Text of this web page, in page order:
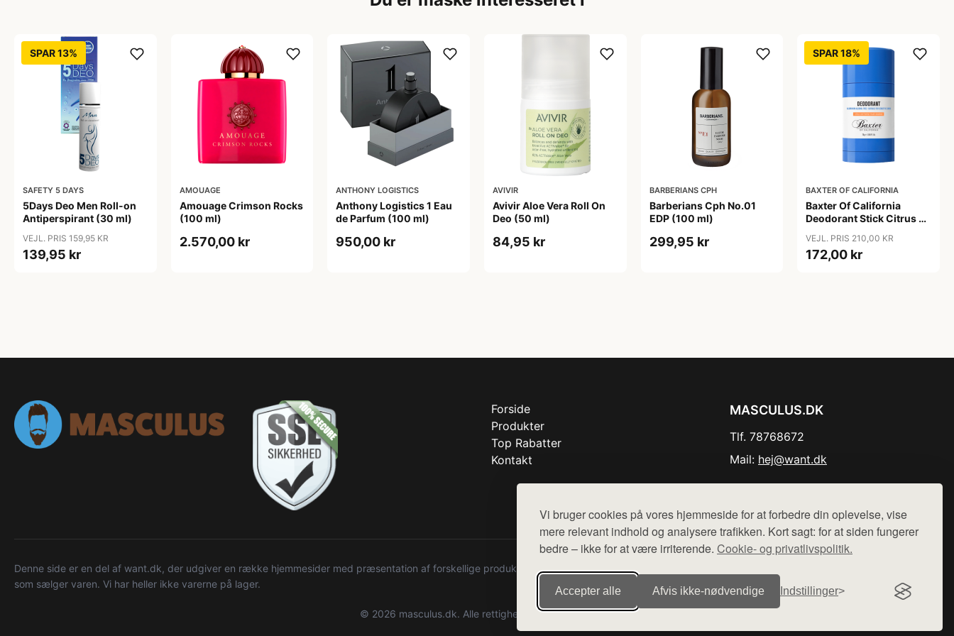
Vi bruger cookies på vores hjemmeside for at forbedre din oplevelse, vise
mere relevant indhold og analysere trafikken. Kort sagt: for at siden fungerer
bedre – ikke for at være irriterende. Cookie- og privatlivspolitik.
Accepter alle Afvis ikke‑nødvendige Indstillinger
SPAR 13%
SAFETY 5 DAYS
5Days Deo Men Roll-on
Antiperspirant (30 ml)
VEJL. PRIS 159,95 KR
139,95 kr
AMOUAGE
Amouage Crimson Rocks
(100 ml)
2.570,00 kr
ANTHONY LOGISTICS
Anthony Logistics 1 Eau
de Parfum (100 ml)
950,00 kr
AVIVIR
Avivir Aloe Vera Roll On
Deo (50 ml)
84,95 kr
BARBERIANS CPH
Barberians Cph No.01
EDP (100 ml)
299,95 kr
SPAR 18%
BAXTER OF CALIFORNIA
Baxter Of California
Deodorant Stick Citrus &
VEJL. PRIS 210,00 KR
172,00 kr
Forside
Produkter
Top Rabatter
Kontakt
MASCULUS.DK
Tlf. 78768672
Mail: hej@want.dk
Denne side er en del af want.dk, der udgiver en række hjemmesider med præsentation af forskellige produkter fra diverse webshops. Der sælges ikke varer fra denne side - vi henviser til de shops,
som sælger varen. Vi har heller ikke varerne på lager.
© 2026 masculus.dk. Alle rettigheder forbeholdes.